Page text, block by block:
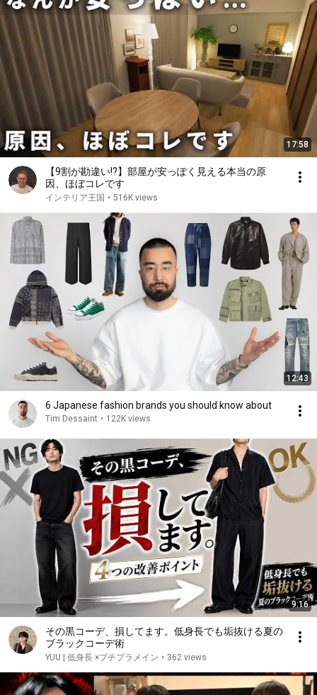
17:58
【9割が勘違い!?】部屋が安っぽく見える本当の原
因、ほぼコレです
インテリア王国 • 516K views
12:43
6 Japanese fashion brands you should know about
Tim Dessaint • 122K views
9:16
その黒コーデ、損してます。低身長でも垢抜ける夏の
ブラックコーデ術
YUU | 低身長 ×プチプラメイン • 362 views